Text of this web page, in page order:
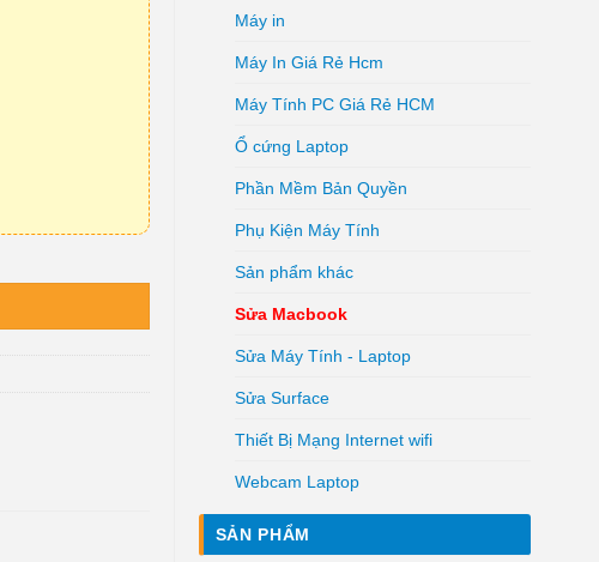
Máy in
Máy In Giá Rẻ Hcm
Máy Tính PC Giá Rẻ HCM
Ổ cứng Laptop
Phần Mềm Bản Quyền
Phụ Kiện Máy Tính
Sản phẩm khác
Sửa Macbook
Sửa Máy Tính - Laptop
Sửa Surface
Thiết Bị Mạng Internet wifi
Webcam Laptop
SẢN PHẨM